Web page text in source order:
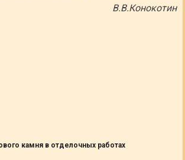
В.В.Конокотин
камня в отделочных работах